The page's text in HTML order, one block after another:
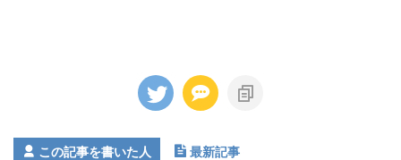
この記事を書いた人 最新記事